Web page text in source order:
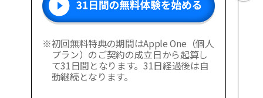
※初回無料特典の期間はApple One（個人
プラン）のご契約の成立日から起算し
て31日間となります。31日経過後は自
動継続となります。